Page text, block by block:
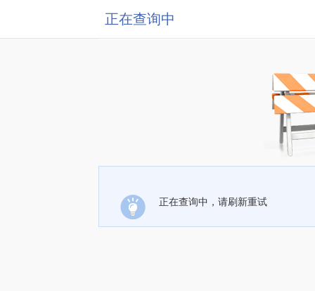
正在查询中
正在查询中，请刷新重试